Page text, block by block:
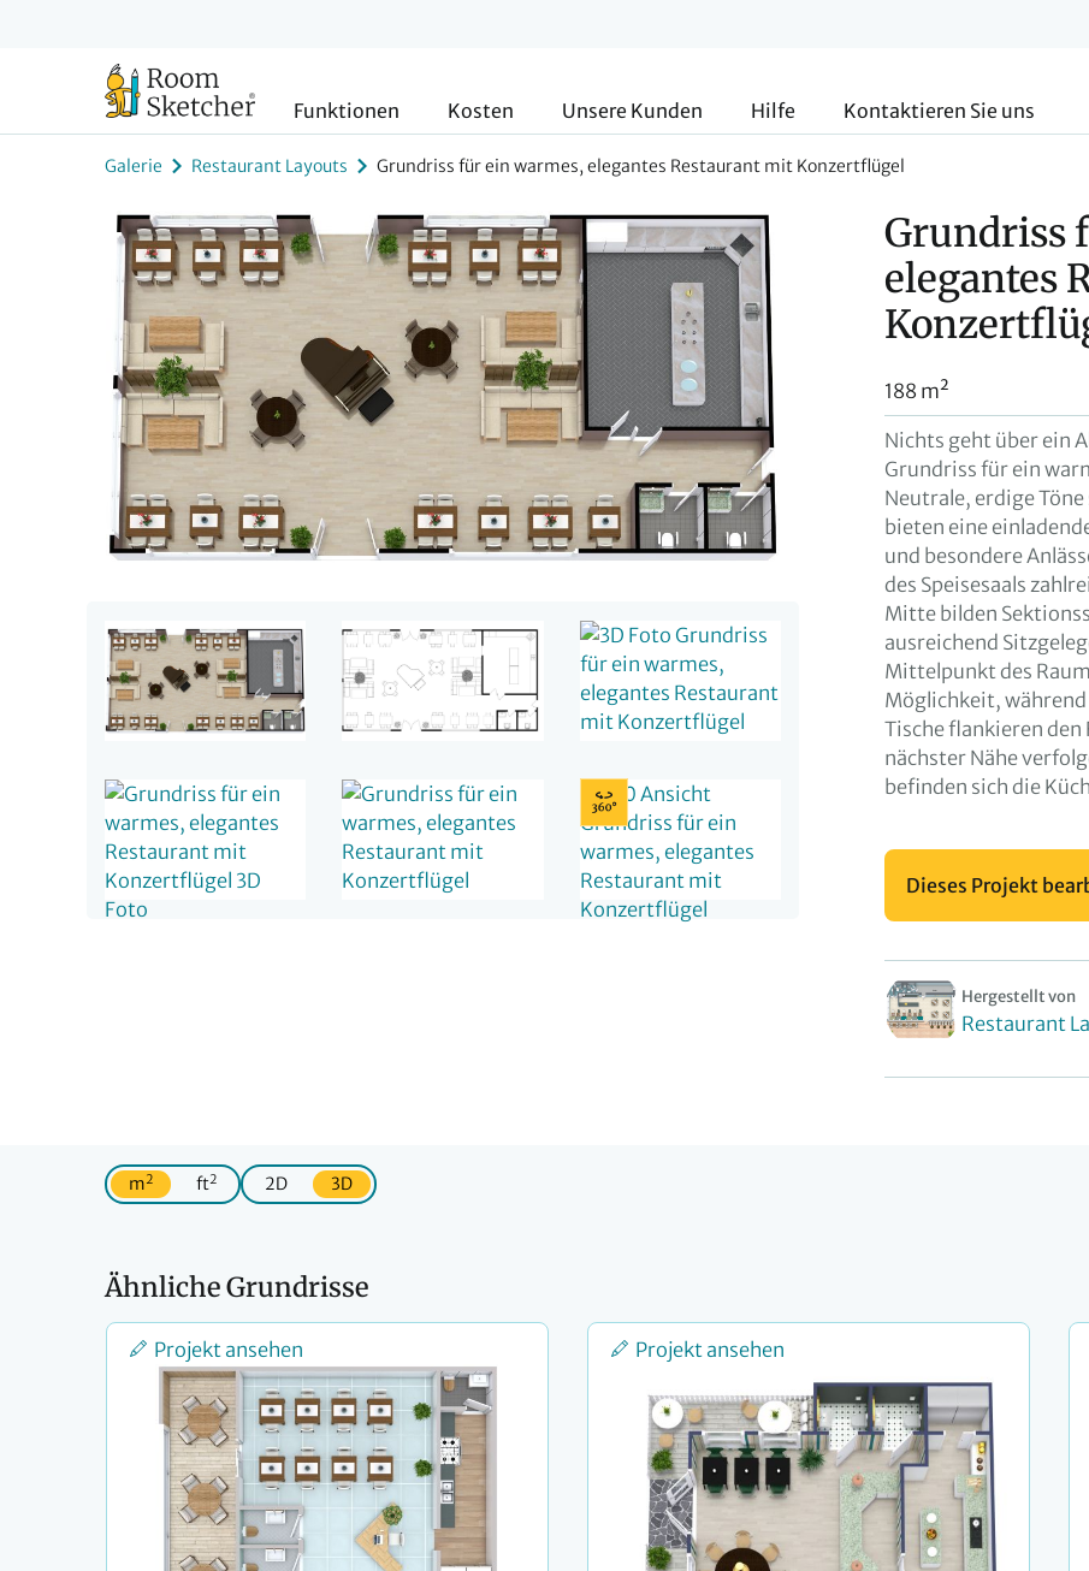
Funktionen Kosten Unsere Kunden Hilfe Kontaktieren Sie uns
Galerie Restaurant Layouts Grundriss für ein warmes, elegantes Restaurant mit Konzertflügel
Grundriss
elegantes
188 m²
Nichts geht über ein
Grundriss für ein
Neutrale, erdige
bieten eine
und besondere
des Speisesaals
Mitte bilden
ausreichend
Mittelpunkt des
Möglichkeit, während
Tische flankieren den
nächster Nähe
befinden sich die
Dieses Projekt
Hergestellt von
Restaurant
m2 ft2 2D 3D
Ähnliche Grundrisse
Projekt ansehen Projekt ansehen